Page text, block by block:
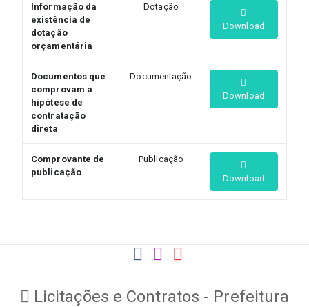
Informação da
existência de
dotação
orçamentária
Dotação
Download
Documentos que
comprovam a
hipótese de
contratação
direta
Documentação
Download
Comprovante de
publicação
Publicação
Download
Licitações e Contratos - Prefeitura